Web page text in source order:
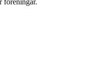
föreningar.